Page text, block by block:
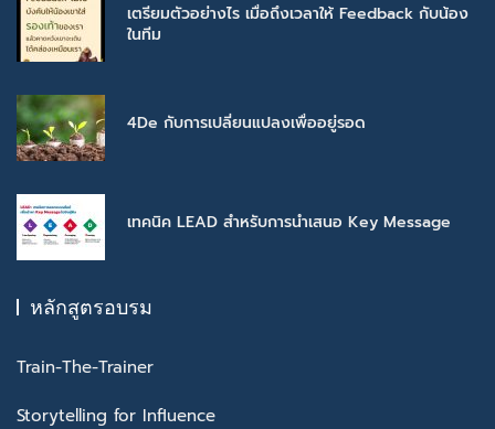
เตรียมตัวอย่างไร เมื่อถึงเวลาให้ Feedback กับน้อง
ในทีม
4De กับการเปลี่ยนแปลงเพื่ออยู่รอด
เทคนิค LEAD สำหรับการนำเสนอ Key Message
หลักสูตรอบรม
Train-The-Trainer
Storytelling for Influence